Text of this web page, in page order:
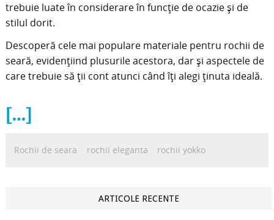
trebuie luate în considerare în funcție de ocazie și de
stilul dorit.
Descoperă cele mai populare materiale pentru rochii de
seară, evidențiind plusurile acestora, dar și aspectele de
care trebuie să ții cont atunci când îți alegi ținuta ideală.
[…]
Rochii de seara rochii eleganta rochii yokko
ARTICOLE RECENTE